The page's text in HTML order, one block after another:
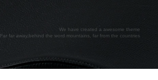
We have created a awesome theme
Far far away,behind the word mountains, far from the countries